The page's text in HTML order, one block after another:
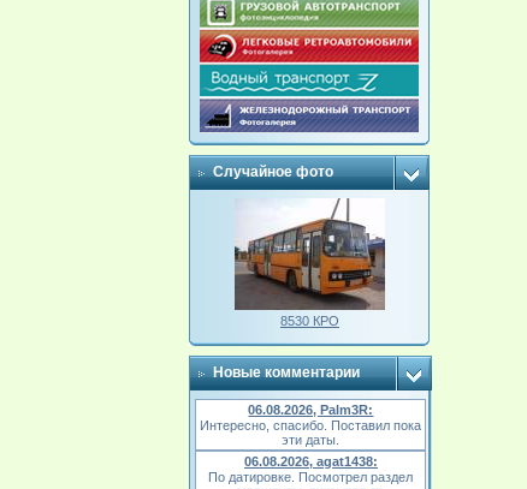
Случайное фото
8530 КРО
Новые комментарии
06.08.2026, Palm3R:
Интересно, спасибо. Поставил пока
эти даты.
06.08.2026, agat1438:
По датировке. Посмотрел раздел